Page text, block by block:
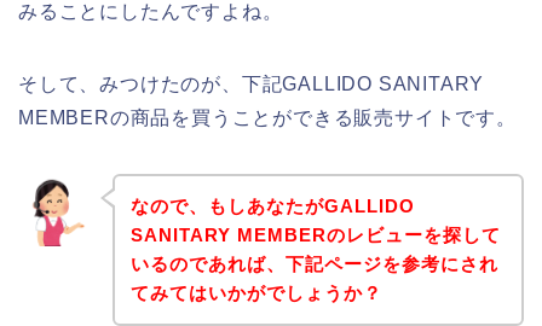
みることにしたんですよね。
そして、みつけたのが、下記GALLIDO SANITARY
MEMBERの商品を買うことができる販売サイトです。
なので、もしあなたがGALLIDO
SANITARY MEMBERのレビューを探して
いるのであれば、下記ページを参考にされ
てみてはいかがでしょうか？